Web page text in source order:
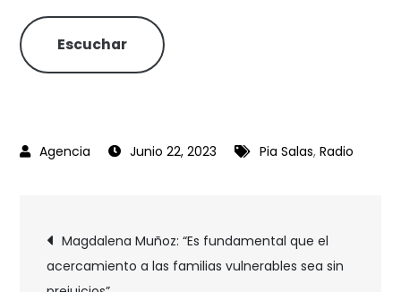
Escuchar
Junio 22, 2023 Pia Salas,Radio
Magdalena Muñoz: “Es fundamental que el
acercamiento a las familias vulnerables sea sin